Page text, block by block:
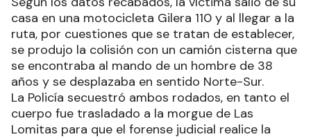
casa en una motocicleta Gilera 110 y al llegar a la
ruta, por cuestiones que se tratan de establecer,
se produjo la colisión con un camión cisterna que
se encontraba al mando de un hombre de 38
años y se desplazaba en sentido Norte-Sur.
La Policía secuestró ambos rodados, en tanto el
cuerpo fue trasladado a la morgue de Las
Lomitas para que el forense judicial realice la